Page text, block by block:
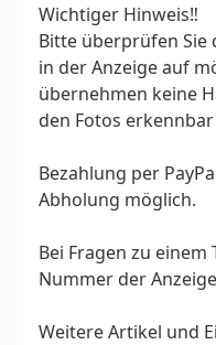
Wichtiger Hinweis‼️
Bitte überprüfen Sie
in der Anzeige auf
übernehmen keine
den Fotos
Bezahlung per
Abholung möglich.
Bei Fragen zu einem
Nummer der
Weitere Artikel und